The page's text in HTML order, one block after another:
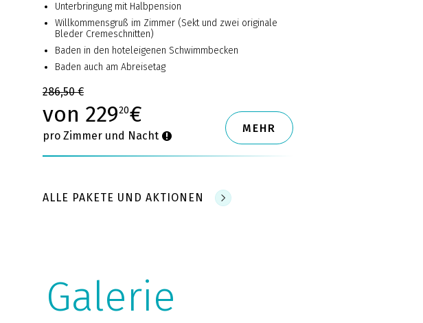
Unterbringung mit Halbpension
Willkommensgruß im Zimmer (Sekt und zwei originale
Bleder Cremeschnitten)
Baden in den hoteleigenen Schwimmbecken
Baden auch am Abreisetag
286,50 €
von 22920€
pro Zimmer und Nacht
MEHR
ALLE PAKETE UND AKTIONEN
Galerie